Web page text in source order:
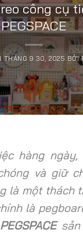
công cụ
PEGSPACE
THÁNG 9 30, 2025 BỞI
hàng ngày,
và giữ
là một thách
là
PEGSPACEsản